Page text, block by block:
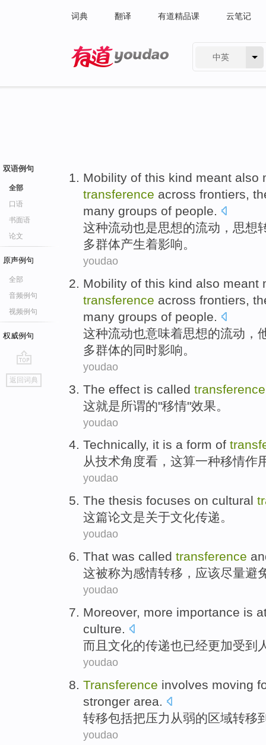
词典 翻译 有道精品课 云笔记
中英
双语例句
全部
口语
书面语
论文
原声例句
全部
音频例句
视频例句
权威例句
go
top
返回词典
Mobility of this kind meant also
transference across frontiers,
many groups of people.
这种流动也是思想的流动，思想
多群体产生着影响。
youdao
Mobility of this kind also meant
transference across frontiers,
many groups of people.
这种流动也意味着思想的流动，
多群体的同时影响。
youdao
The effect is called transference
这就是所谓的"移情"效果 。
youdao
Technically, it is a form of
从技术角度看 ， 这算一种移情作
youdao
The thesis focuses on cultural
这篇论文是关于文化传递。
youdao
That was called transference
这被称为感情转移 ， 应该尽量避
youdao
Moreover, more importance is
culture.
而且 文化的传递也已经更加受到
youdao
Transference involves moving
stronger area.
转移包括把压力 从弱的区域转移
youdao